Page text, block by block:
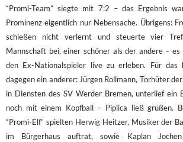
“Promi-Team” siegte mit 7:2 – das Ergebnis
Prominenz eigentlich nur Nebensache. Übrigens:
schießen nicht verlernt und steuerte vier
Mannschaft bei, einer schöner als der andere –
den Ex-Nationalspieler live zu erleben. Für das
dagegen ein anderer: Jürgen Rollmann, Torhüter
in Diensten des SV Werder Bremen, unterlief ein
noch mit einem Kopfball – Piplica ließ grüßen.
“Promi-Elf” spielten Herwig Heitzer, Musiker der
im Bürgerhaus auftrat, sowie Kaplan